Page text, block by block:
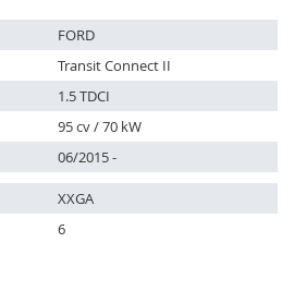
FORD
Transit Connect II
1.5 TDCI
95 cv / 70 kW
06/2015 -
XXGA
6